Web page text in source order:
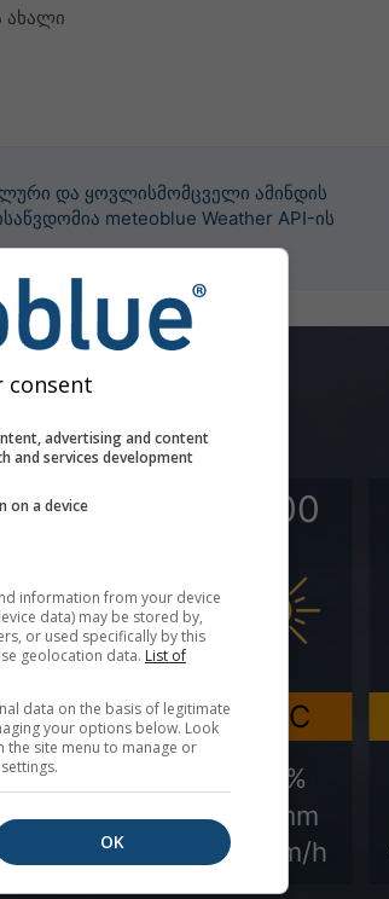
ახალი
და ყოვლისმომცველი ამინდის
meteoblue Weather API-ის
consent
advertising and content
and services development
on a device
information from your device
data) may be stored by,
or used specifically by this
geolocation data. List of
data on the basis of legitimate
your options below. Look
site menu to manage or
OK